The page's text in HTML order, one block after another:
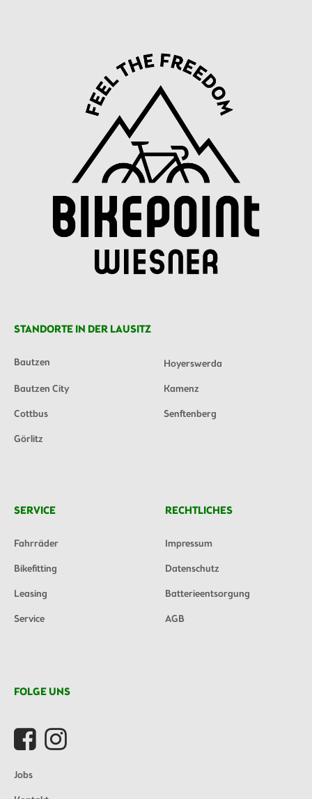
STANDORTE IN DER LAUSITZ
Bautzen
Hoyerswerda
Bautzen City
Kamenz
Cottbus
Senftenberg
Görlitz
SERVICE
Fahrräder
Bikefitting
Leasing
Service
RECHTLICHES
Impressum
Datenschutz
Batterieentsorgung
AGB
FOLGE UNS
Jobs